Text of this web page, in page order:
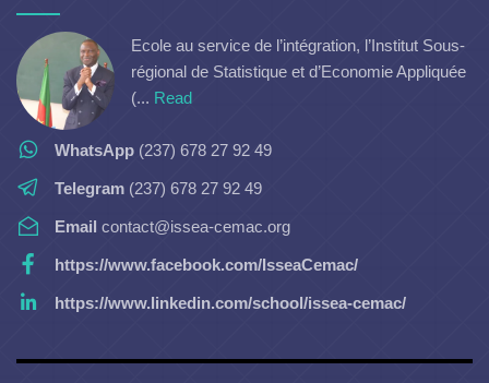
Ecole au service de l’intégration, l’Institut Sous-
régional de Statistique et d’Economie Appliquée
(... Read
WhatsApp (237) 678 27 92 49
Telegram (237) 678 27 92 49
Email contact@issea-cemac.org
https://www.facebook.com/IsseaCemac/
https://www.linkedin.com/school/issea-cemac/